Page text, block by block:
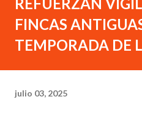
FINCAS
TEMPORADA DE
julio 03, 2025